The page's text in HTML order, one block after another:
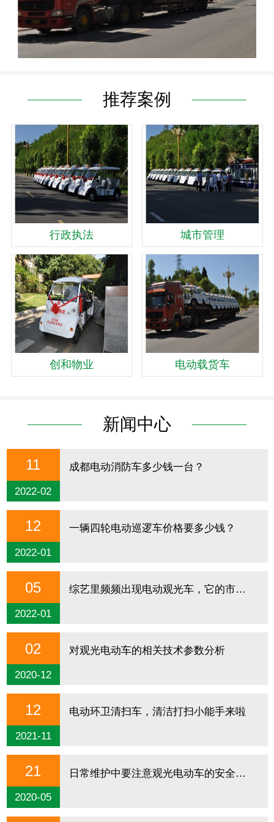
推荐案例
行政执法 城市管理
创和物业 电动载货车
新闻中心
11
2022-02
成都电动消防车多少钱一台？
12
2022-01
一辆四轮电动巡逻车价格要多少钱？
05
2022-01
综艺里频频出现电动观光车，它的市场究竟有多大呢？
02
2020-12
对观光电动车的相关技术参数分析
12
2021-11
电动环卫清扫车，清洁打扫小能手来啦
21
2020-05
日常维护中要注意观光电动车的安全检查